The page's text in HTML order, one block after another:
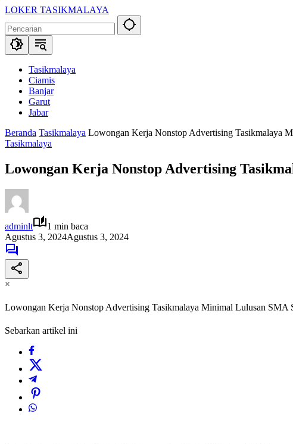
Langsung
konten
LOKER TASIKMALAYA
Lowongan
Kerja
Tasikmalaya
SekitarnaTasikmalaya
Ciamis
Banjar
Garut
Jabar
Beranda Tasikmalaya Lowongan Kerja Nonstop Advertising Tasikmalaya
Tasikmalaya
Lowongan Kerja Nonstop Advertising
adminlt
1 min baca
Agustus 3, 2024Agustus 3, 2024
×
Lowongan Kerja Nonstop Advertising Tasikmalaya Minimal Lulusan SMA
Sebarkan artikel ini